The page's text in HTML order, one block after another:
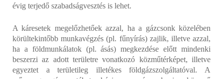
évig terjedő szabadságvesztés is lehet.
A káresetek megelőzhetőek azzal, ha a gázcsonk közelében
körültekintőbb munkavégzés (pl. fűnyírás) zajlik, illetve azzal,
ha a földmunkálatok (pl. ásás) megkezdése előtt mindenki
beszerzi az adott területre vonatkozó közműtérképet, illetve
egyeztet a területileg illetékes földgázszolgáltatóval. A